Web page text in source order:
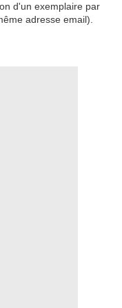
d'un exemplaire par
adresse email).